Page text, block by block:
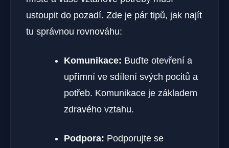
ustoupit do pozadí. Zde je pár⁤ tipů, jak najít
⁣tu správnou rovnováhu:
Komunikace: Buďte otevření ⁢a
upřímní ve sdílení svých​ pocitů ⁢a
potřeb.​ Komunikace je základem
zdravého vztahu.
Podpora: Podporujte se